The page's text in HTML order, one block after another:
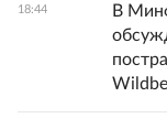
18:44
В